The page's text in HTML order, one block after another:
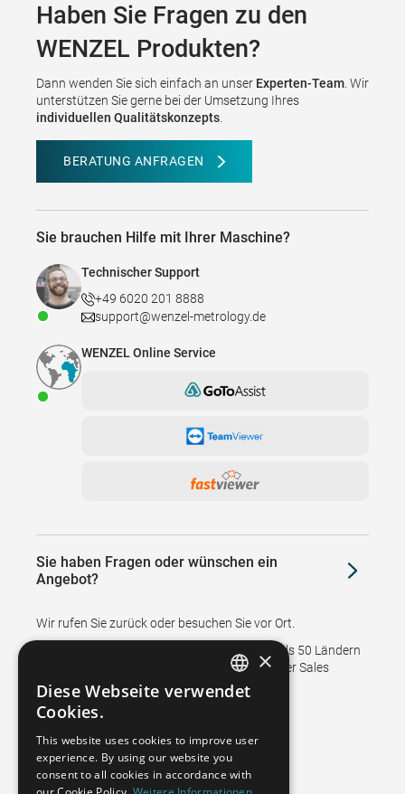
Haben Sie Fragen zu den
WENZEL Produkten?
Dann wenden Sie sich einfach an unser Experten-Team. Wir
unterstützen Sie gerne bei der Umsetzung Ihres
individuellen Qualitätskonzepts.
BERATUNG ANFRAGEN
Sie brauchen Hilfe mit Ihrer Maschine?
Technischer Support
+49 6020 201 8888
support@wenzel-metrology.de
WENZEL Online Service
Sie haben Fragen oder wünschen ein
Angebot?
Wir rufen Sie zurück oder besuchen Sie vor Ort.
Niederlassungen und Vertretungen in mehr als 50 Ländern
unterstützen den Verkauf und stellen den After Sales
Service für unsere Kunden sicher.
GERMAN
POLISH
×
Diese Webseite verwendet
Cookies.
This website uses cookies to improve user
experience. By using our website you
consent to all cookies in accordance with